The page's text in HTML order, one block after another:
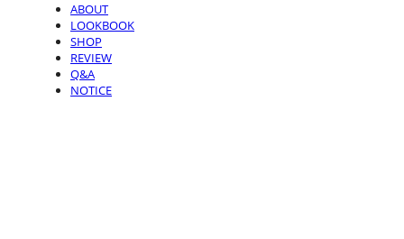
ABOUT
LOOKBOOK
SHOP
REVIEW
Q&A
NOTICE